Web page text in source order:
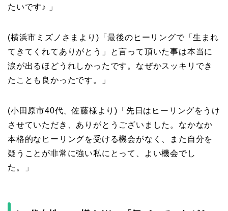
たいです♪
」
(横浜市ミズノさまより)「最後のヒーリングで「生まれ
てきてくれてありがとう」と言って頂いた事は本当に
涙が出るほどうれしかったです。なぜかスッキリでき
たことも良かったです。」
(小田原市40代、佐藤様より)「 先日はヒーリングをうけ
させていただき、ありがとうございました。 なかなか
本格的なヒーリングを受ける機会がなく、また自分を
疑うことが非常に強い私にとって、よい機会でし
た。」